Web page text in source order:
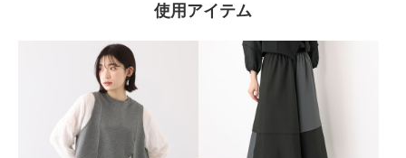
使用アイテム